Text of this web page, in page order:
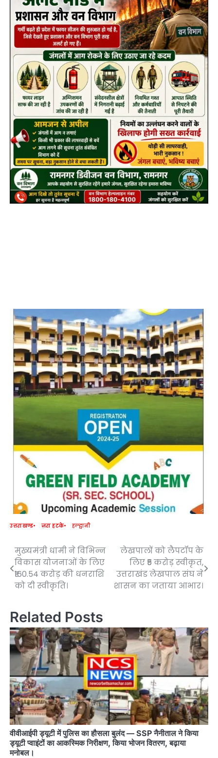
उत्तराखण्ड ज़रा हटके हल्द्वानी
Post
navigation
मुख्यमंत्री धामी ने विभिन्न
विकास योजनाओं के लिए
₹160.54 करोड़ की धनराशि
को दी स्वीकृति।
लेखपालों को लैपटॉप के
लिए ₹5 करोड़ स्वीकृत,
उत्तराखंड लेखपाल संघ ने
शासन का जताया आभार।
Related Posts
वीवीआईपी ड्यूटी में पुलिस का हौसला बुलंद — SSP नैनीताल ने किया
ड्यूटी प्वाइंटों का आकस्मिक निरीक्षण, किया भोजन वितरण, बढ़ाया
मनोबल।